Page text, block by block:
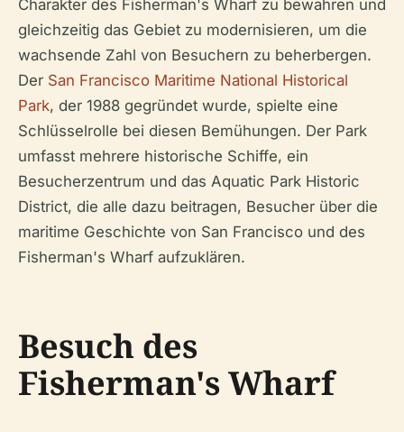
Charakter des Fisherman's Wharf zu bewahren und
gleichzeitig das Gebiet zu modernisieren, um die
wachsende Zahl von Besuchern zu beherbergen.
Der San Francisco Maritime National Historical
Park, der 1988 gegründet wurde, spielte eine
Schlüsselrolle bei diesen Bemühungen. Der Park
umfasst mehrere historische Schiffe, ein
Besucherzentrum und das Aquatic Park Historic
District, die alle dazu beitragen, Besucher über die
maritime Geschichte von San Francisco und des
Fisherman's Wharf aufzuklären.
Besuch des
Fisherman's Wharf